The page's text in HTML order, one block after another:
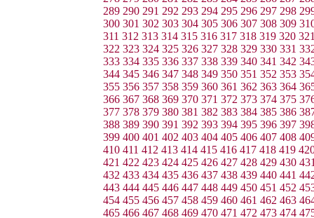
289 290 291 292 293 294 295 296 297 298
300 301 302 303 304 305 306 307 308 309
311 312 313 314 315 316 317 318 319 320
322 323 324 325 326 327 328 329 330 331
333 334 335 336 337 338 339 340 341 342
344 345 346 347 348 349 350 351 352 353
355 356 357 358 359 360 361 362 363 364
366 367 368 369 370 371 372 373 374 375
377 378 379 380 381 382 383 384 385 386
388 389 390 391 392 393 394 395 396 397
399 400 401 402 403 404 405 406 407 408
410 411 412 413 414 415 416 417 418 419
421 422 423 424 425 426 427 428 429 430
432 433 434 435 436 437 438 439 440 441
443 444 445 446 447 448 449 450 451 452
454 455 456 457 458 459 460 461 462 463
465 466 467 468 469 470 471 472 473 474